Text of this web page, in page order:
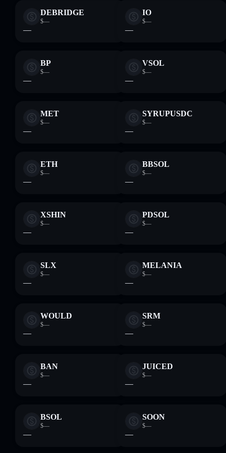
DEBRIDGE
$—
—
IO
$—
—
BP
$—
—
VSOL
$—
—
MET
$—
—
SYRUPUSDC
$—
—
ETH
$—
—
BBSOL
$—
—
XSHIN
$—
—
PDSOL
$—
—
SLX
$—
—
MELANIA
$—
—
WOULD
$—
—
SRM
$—
—
BAN
$—
—
JUICED
$—
—
BSOL
$—
—
SOON
$—
—